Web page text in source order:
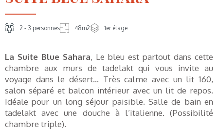
2 - 3 personnes 48m2 1er étage
La Suite Blue Sahara, Le bleu est partout dans cette
chambre aux murs de tadelakt qui vous invite au
voyage dans le désert… Très calme avec un lit 160,
salon séparé et balcon intérieur avec un lit de repos.
Idéale pour un long séjour paisible. Salle de bain en
tadelakt avec une douche à l’italienne. (Possibilité
chambre triple).